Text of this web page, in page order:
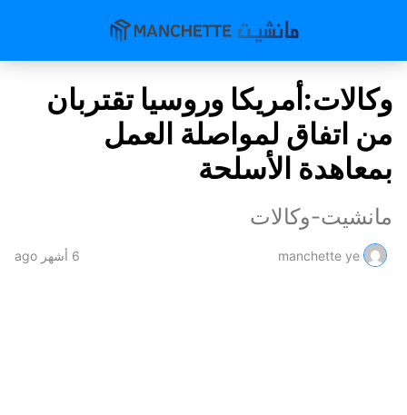
وكالات:أمريكا وروسيا تقتربان
من اتفاق لمواصلة العمل
بمعاهدة الأسلحة
مانشيت-وكالات
manchette ye 6 أشهر ago